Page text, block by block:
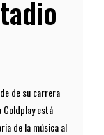
de su carrera
está
de la música al